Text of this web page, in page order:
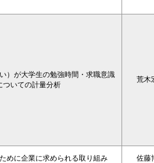
）が大学生の勉強時間・求職意識
ついての計量分析
荒木
めに企業に求められる取り組み 佐藤